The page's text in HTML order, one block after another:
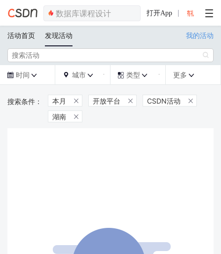
打开App
活动首页 发现活动 我的活动

 时间   城市   类型  更多 
本月  开放平台  CSDN活动 
湖南 